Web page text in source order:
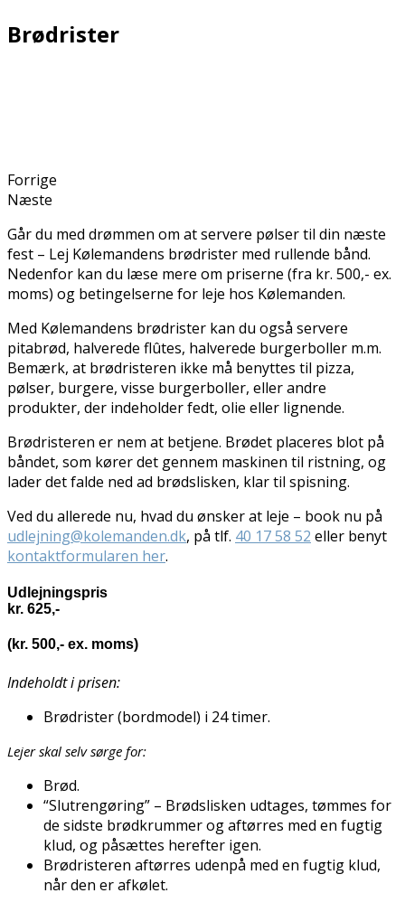
Brødrister
Forrige
Næste
Går du med drømmen om at servere pølser til din næste
fest – Lej Kølemandens brødrister med rullende bånd.
Nedenfor kan du læse mere om priserne (fra kr. 500,- ex.
moms) og betingelserne for leje hos Kølemanden.
Med Kølemandens brødrister kan du også servere
pitabrød, halverede flûtes, halverede burgerboller m.m.
Bemærk, at brødristeren ikke må benyttes til pizza,
pølser, burgere, visse burgerboller, eller andre
produkter, der indeholder fedt, olie eller lignende.
Brødristeren er nem at betjene. Brødet placeres blot på
båndet, som kører det gennem maskinen til ristning, og
lader det falde ned ad brødslisken, klar til spisning.
Ved du allerede nu, hvad du ønsker at leje – book nu på
udlejning@kolemanden.dk, på tlf. 40 17 58 52 eller benyt
kontaktformularen her.
Udlejningspris
kr. 625,-
(kr. 500,- ex. moms)
Indeholdt i prisen:
Brødrister (bordmodel) i 24 timer.
Lejer skal selv sørge for:
Brød.
“Slutrengøring” – Brødslisken udtages, tømmes for
de sidste brødkrummer og aftørres med en fugtig
klud, og påsættes herefter igen.
Brødristeren aftørres udenpå med en fugtig klud,
når den er afkølet.